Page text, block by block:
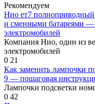
Рекомендуем
Нио ет7 полноприводный
и сменными батареями
электромобилей
Компания Нио, один из
электромобилей
0 21
Как заменить лампочки
9 — пошаговая
Лампочки подсветки
0 42